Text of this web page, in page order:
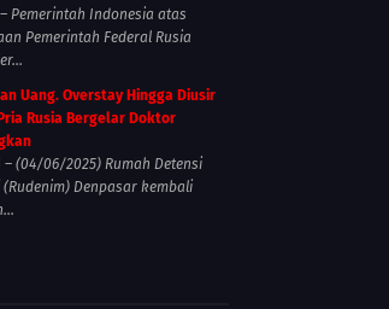
Pemerintah Indonesia atas
Pemerintah Federal Rusia
Uang. Overstay Hingga Diusir
Rusia Bergelar Doktor
– (04/06/2025) Rumah Detensi
Denpasar kembali